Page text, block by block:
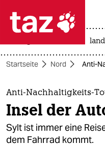
 taz
taz
themen
politik
öko
Startseite Nord Anti-
Anti-Nachhaltigkeits-
Insel der
Sylt ist immer eine
dem Fahrrad kommt.